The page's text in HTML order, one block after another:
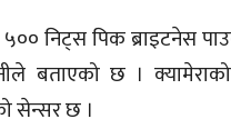
निट्स पिक ब्राइटनेस
बताएको छ ।
सेन्सर छ ।